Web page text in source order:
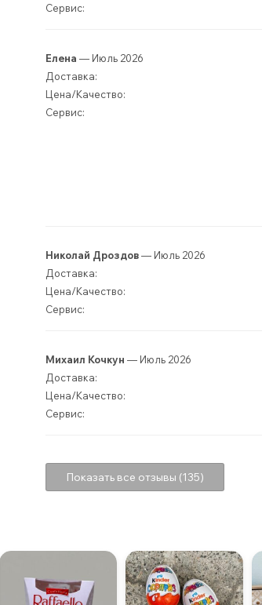
Сервис:
Елена — Июль 2026
Доставка:
Цена/Качество:
Сервис:
Николай Дроздов— Июль 2026
Доставка:
Цена/Качество:
Сервис:
Михаил Кочкун — Июль 2026
Доставка:
Цена/Качество:
Сервис:
Показать все отзывы (135)